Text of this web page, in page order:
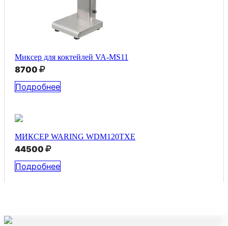
Миксер для коктейлей VA-MS11
8700
Подробнее
МИКСЕР WARING WDM120TXE
44500
Подробнее